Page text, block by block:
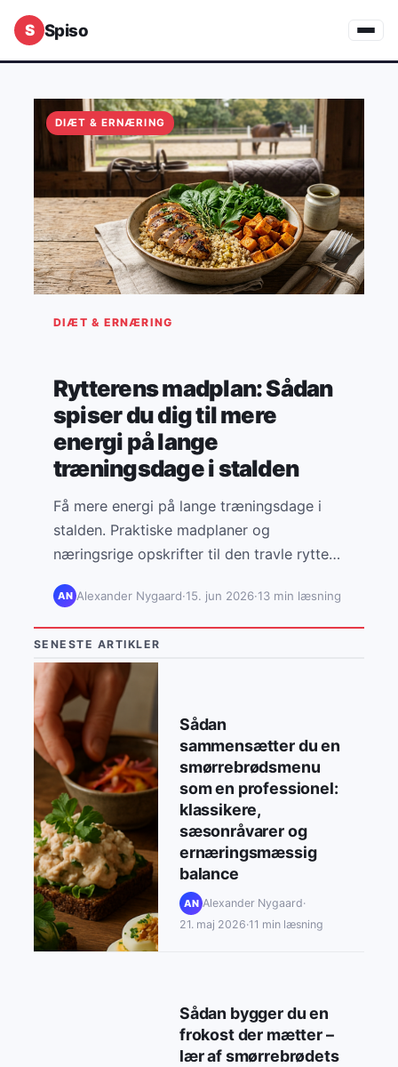
Spiso
DIÆT & ERNÆRING
DIÆT & ERNÆRING
Rytterens madplan: Sådan
spiser du dig til mere
energi på lange
træningsdage i stalden
Få mere energi på lange træningsdage i
stalden. Praktiske madplaner og
næringsrige opskrifter til den travle rytter
AN Alexander Nygaard·15. jun 2026·13 min læsning
SENESTE ARTIKLER
Sådan
sammensætter du en
smørrebrødsmenu
som en professionel:
klassikere,
sæsonråvarer og
ernæringsmæssig
balance
AN Alexander Nygaard·
21. maj 2026·11 min læsning
Sådan bygger du en
frokost der mætter –
lær af smørrebrødets